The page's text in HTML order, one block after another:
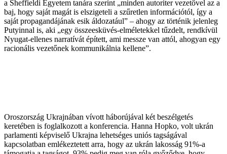
a Sheffieldi Egyetem tanára szerint „minden autoriter vezetővel az a
baj, hogy saját magát is elszigeteli a szűretlen információtól, így a
saját propagandájának esik áldozatául” – ahogy az történik jelenleg
Putyinnal is, aki „egy összeesküvés-elméletekkel tűzdelt, rendkívül
Nyugat-ellenes narratívát épített, ami messze van attól, ahogyan egy
racionális vezetőnek kommunikálnia kellene”.
Oroszország Ukrajnában vívott háborújával két beszélgetés
keretében is foglalkozott a konferencia. Hanna Hopko, volt ukrán
parlamenti képviselő Ukrajna lehetséges uniós tagságával
kapcsolatban emlékeztetett arra, hogy az ukrán lakosság 91%-a